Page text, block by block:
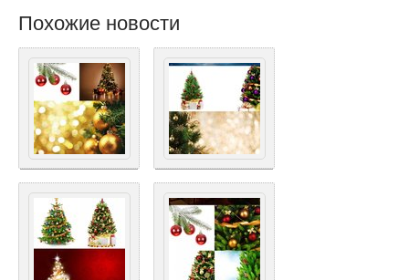
Похожие новости